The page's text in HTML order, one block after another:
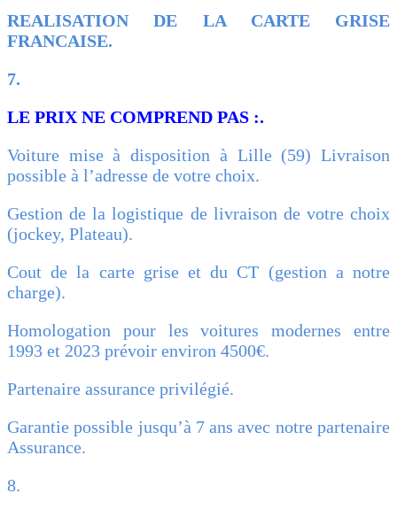
REALISATION DE LA CARTE GRISE
FRANCAISE.
7.
LE PRIX NE COMPREND PAS :.
Voiture mise à disposition à Lille (59) Livraison
possible à l’adresse de votre choix.
Gestion de la logistique de livraison de votre choix
(jockey, Plateau).
Cout de la carte grise et du CT (gestion a notre
charge).
Homologation pour les voitures modernes entre
1993 et 2023 prévoir environ 4500€.
Partenaire assurance privilégié.
Garantie possible jusqu’à 7 ans avec notre partenaire
Assurance.
8.